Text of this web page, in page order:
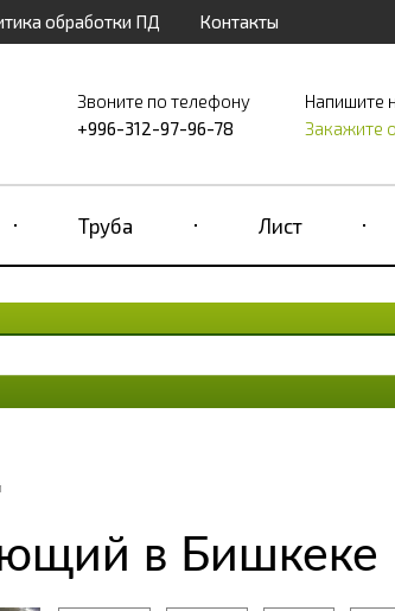
обработки ПД Контакты
Звоните по телефону
+996-312-97-96-78
Напишите
Закажите
Труба Лист
в Бишкеке